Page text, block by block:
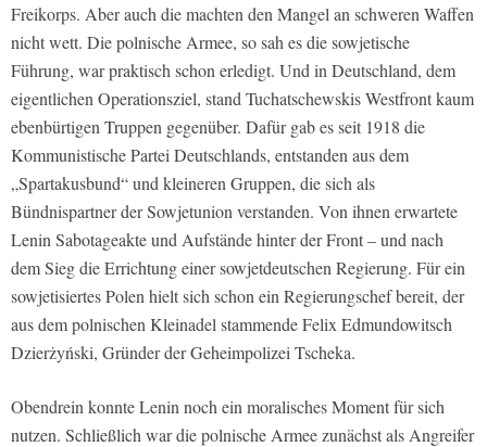
Freikorps. Aber auch die machten den Mangel an schweren Waffen
nicht wett. Die polnische Armee, so sah es die sowjetische
Führung, war praktisch schon erledigt. Und in Deutschland, dem
eigentlichen Operationsziel, stand Tuchatschewskis Westfront kaum
ebenbürtigen Truppen gegenüber. Dafür gab es seit 1918 die
Kommunistische Partei Deutschlands, entstanden aus dem
„Spartakusbund“ und kleineren Gruppen, die sich als
Bündnispartner der Sowjetunion verstanden. Von ihnen erwartete
Lenin Sabotageakte und Aufstände hinter der Front – und nach
dem Sieg die Errichtung einer sowjetdeutschen Regierung. Für ein
sowjetisiertes Polen hielt sich schon ein Regierungschef bereit, der
aus dem polnischen Kleinadel stammende Felix Edmundowitsch
Dzierżyński, Gründer der Geheimpolizei Tscheka.
Obendrein konnte Lenin noch ein moralisches Moment für sich
nutzen. Schließlich war die polnische Armee zunächst als Angreifer